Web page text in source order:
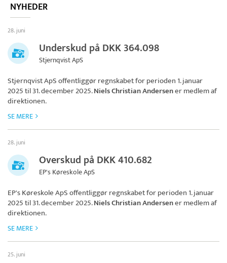
NYHEDER
28. juni
Underskud på DKK 364.098
Stjernqvist ApS
Stjernqvist ApSoffentliggør regnskabet for perioden 1. januar
2025 til 31. december 2025.Niels Christian Andersener medlem af
direktionen.
SE MERE
28. juni
Overskud på DKK 410.682
EP's Køreskole ApS
EP's Køreskole ApSoffentliggør regnskabet for perioden 1. januar
2025 til 31. december 2025.Niels Christian Andersener medlem af
direktionen.
SE MERE
25. juni